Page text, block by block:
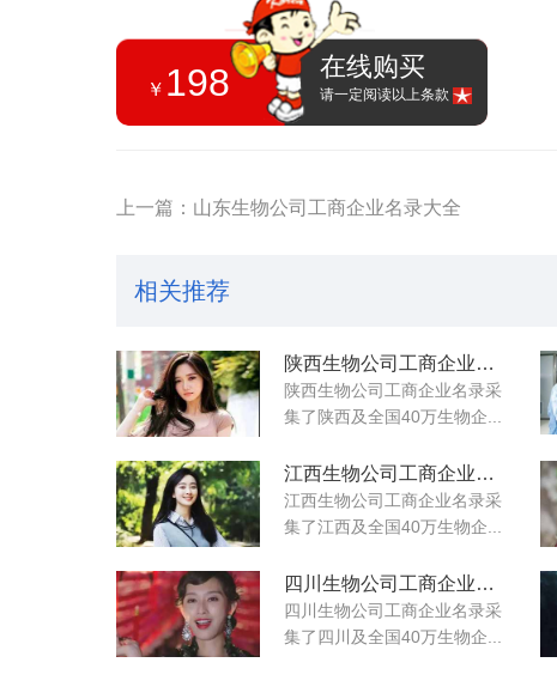
￥ 198 在线购买
请一定阅读以上条款
上一篇：山东生物公司工商企业名录大全
相关推荐
陕西生物公司工商企业名录大全
陕西生物公司工商企业名录采
集了陕西及全国40万生物企...
江西生物公司工商企业名录大全
江西生物公司工商企业名录采
集了江西及全国40万生物企...
四川生物公司工商企业名录大全
四川生物公司工商企业名录采
集了四川及全国40万生物企...